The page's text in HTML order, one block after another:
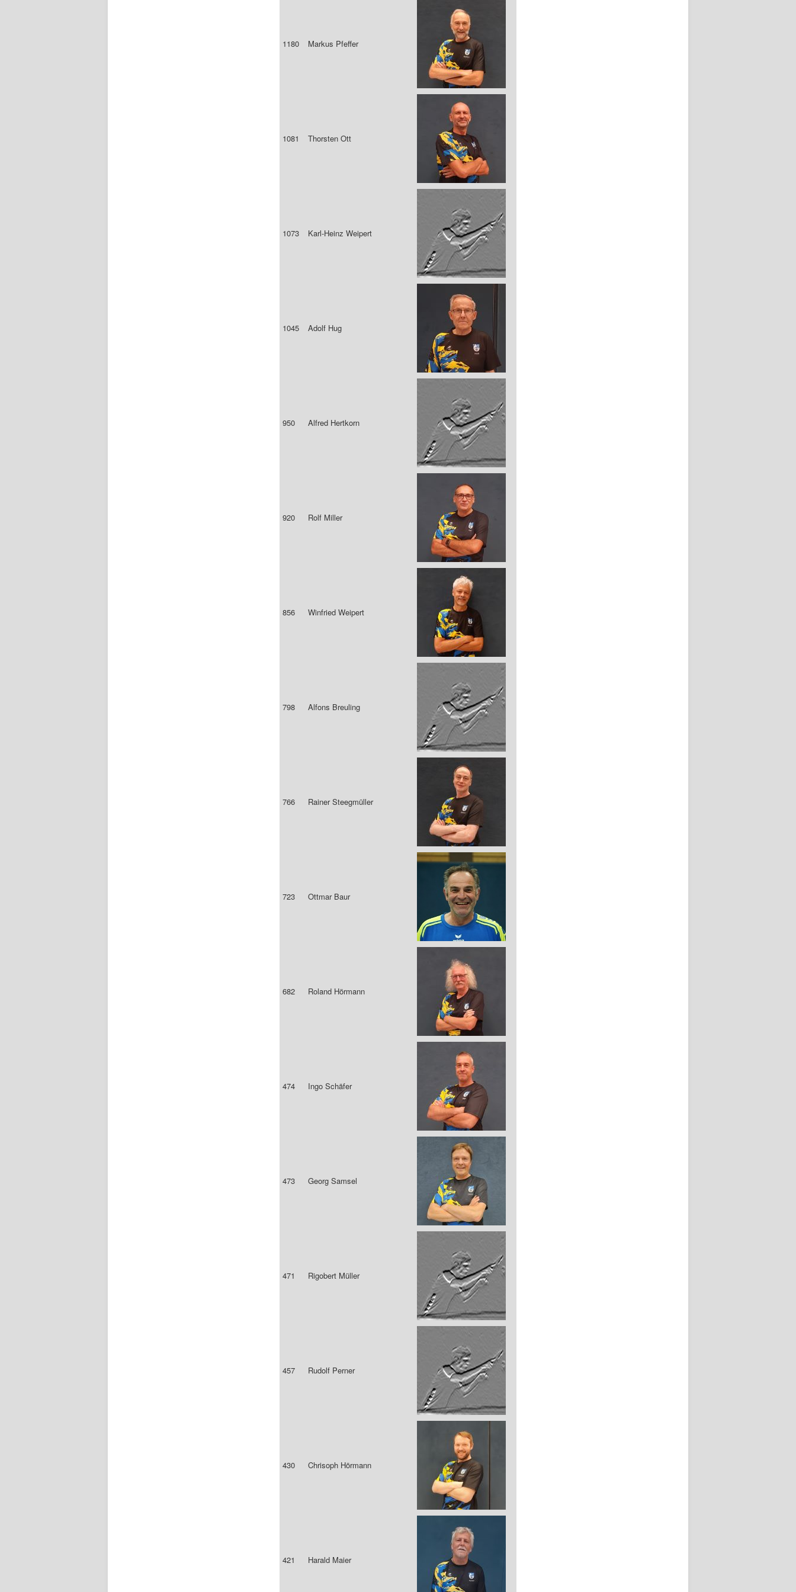
1180 Markus Pfeffer
1081 Thorsten Ott
1073 Karl-Heinz Weipert
1045 Adolf Hug
950 Alfred Hertkorn
920 Rolf Miller
856 Winfried Weipert
798 Alfons Breuling
766 Rainer Steegmüller
723 Ottmar Baur
682 Roland Hörmann
474 Ingo Schäfer
473 Georg Samsel
471 Rigobert Müller
457 Rudolf Perner
430 Chrisoph Hörmann
421 Harald Maier